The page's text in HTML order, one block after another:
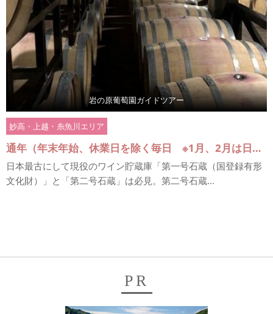
岩の原葡萄園ガイドツアー
妙高・上越・糸魚川エリア
通年（年末年始、休業日を除く毎日 ※1月、2月は日曜定休、3月の特定日は休業いたします。）
日本最古にして現役のワイン貯蔵庫「第一号石蔵（国登録有形
文化財）」と「第二号石蔵」は必見。第二号石蔵...
PR